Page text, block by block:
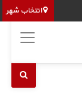
انتخاب شهر